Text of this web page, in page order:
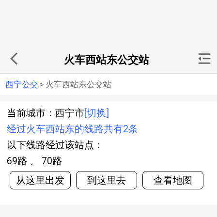
火车西站东公交站
西宁公交 > 火车西站东公交站
当前城市：西宁市 [切换]
经过火车西站东的线路共有2条
以下线路经过该站点：
69路 、 70路
从这里出发
到这里去 查看地图